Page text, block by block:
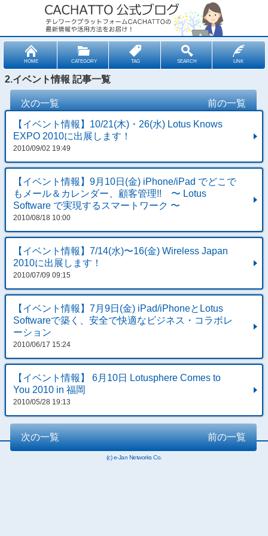
HOME CATEGORY TAG SEARCH LINK
2.イベント情報 記事一覧
前の一覧
次の一覧
【イベント情報】10/21(木)・26(水) Lotus Knows
EXPO 2010に出展します！
2010/09/02 19:49
【イベント情報】9月10日(金) iPhone/iPad でどこで
もメール＆カレンダー、顧客管理!! 〜 Lotus
Software で実現するスマートワーク 〜
2010/08/18 10:00
【イベント情報】7/14(水)〜16(金) Wireless Japan
2010に出展します！
2010/07/09 09:15
【イベント情報】7月9日(金) iPad/iPhoneとLotus
Softwareで築く、安全で快適なビジネス・コラボレ
ーション
2010/06/17 15:24
【イベント情報】 6月10日 Lotusphere Comes to
You 2010 in 福岡
2010/05/28 19:13
前の一覧
次の一覧
(c) e-Jan Networks Co.